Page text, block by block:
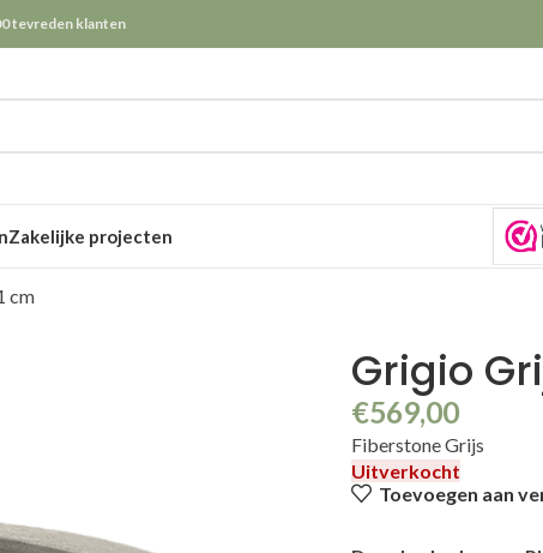
tevreden klanten
Zakelijke projecten
cm
Grigio
€569,00
Fiberstone Grijs
Uitverkocht
Toevoegen aan